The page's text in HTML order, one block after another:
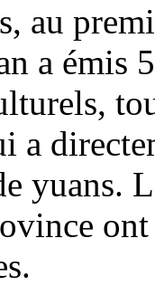
au
a émis
a
yuans.